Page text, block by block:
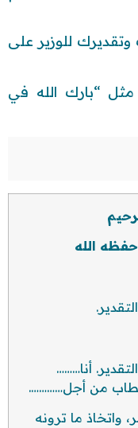
للوزير على
“بارك الله في
الله
أنا………
من أجل………….
واتخاذ ما ترونه